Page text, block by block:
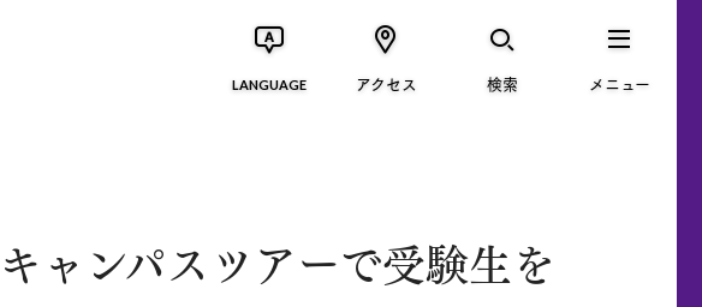
LANGUAGE アクセス 検索 メニュー
キャンパスツアーで受験生を